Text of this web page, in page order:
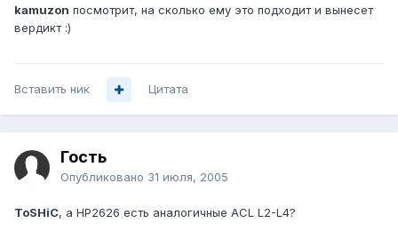
kamuzon посмотрит, на сколько ему это подходит и вынесет
вердикт :)
Вставить ник Цитата
Гость
Опубликовано 31 июля, 2005
ToSHiC, а HP2626 есть аналогичные ACL L2-L4?